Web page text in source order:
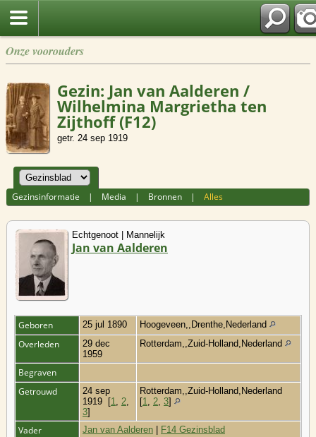
Onze voorouders
Gezin: Jan van Aalderen /
Wilhelmina Margrietha ten
Zijthoff (F12)
getr. 24 sep 1919
Gezinsinformatie | Media | Bronnen |Alles
Echtgenoot | Mannelijk
Jan van Aalderen
Geboren 25 jul 1890 Hoogeveen,,Drenthe,Nederland
Overleden
29 dec
1959
Rotterdam,,Zuid-Holland,Nederland
Begraven
Getrouwd
24 sep
1919
[1 2
3]
Rotterdam,,Zuid-Holland,Nederland
[1 2 3]
Vader Jan van Aalderen F14 Gezinsblad